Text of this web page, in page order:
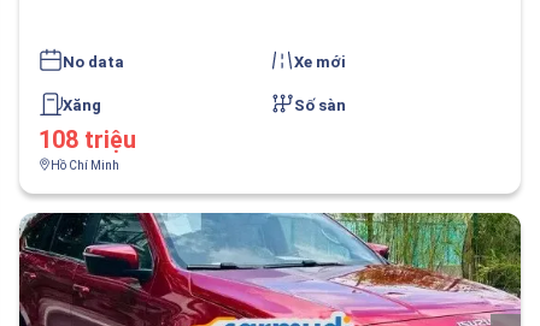
No data Xe mới
Xăng Số sàn
108 triệu
Hồ Chí Minh